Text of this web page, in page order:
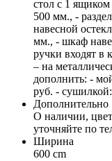
стол с 1
500 мм., -
навесной
мм., - шкаф
ручки входят в
– на
дополнить: -
руб. -
Дополнительно
О наличии,
уточняйте по
Ширина
600 cm